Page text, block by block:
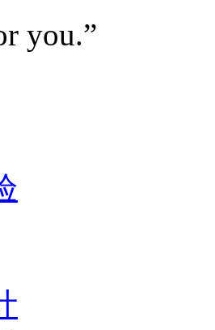
you.”